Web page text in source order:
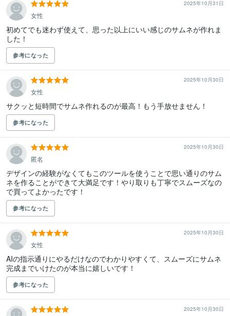
2025年10月31日
女性
初めてでも迷わず使えて、思った以上にいい感じのサムネが作れま
した！
参考になった
2025年10月30日
女性
サクッと短時間でサムネ作れるのが最高！もう手放せません！
参考になった
2025年10月30日
匿名
デザインの経験がなくてもこのツールを使うことで思い通りのサム
ネを作ることができて大満足です！やり取りも丁寧でスムーズなの
で買ってよかったです！
参考になった
2025年10月30日
女性
AIの指示通りにやるだけなのでわかりやすくて、スムーズにサムネ
完成までいけたのが本当に嬉しいです！
参考になった
2025年10月30日